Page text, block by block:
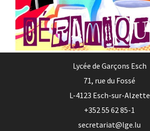
Lycée de Garçons Esch
71, rue du Fossé
L-4123 Esch-sur-Alzette
+352 55 62 85-1
secretariat@lge.lu